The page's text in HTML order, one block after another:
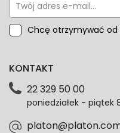
Chcę otrzymywać od
przeze mnie adres
dotyczące danych
każdym czasie.
zgodność z prawem
KONTAKT
22 329 50 00
poniedziałek - piątek